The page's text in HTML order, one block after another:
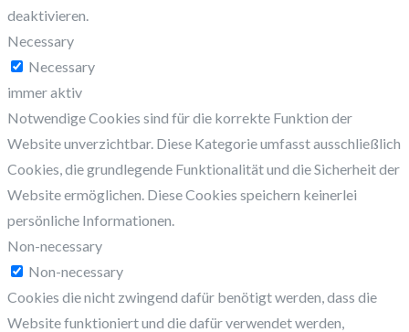
deaktivieren.
Necessary
Necessary
immer aktiv
Notwendige Cookies sind für die korrekte Funktion der
Website unverzichtbar. Diese Kategorie umfasst ausschließlich
Cookies, die grundlegende Funktionalität und die Sicherheit der
Website ermöglichen. Diese Cookies speichern keinerlei
persönliche Informationen.
Non-necessary
Non-necessary
Cookies die nicht zwingend dafür benötigt werden, dass die
Website funktioniert und die dafür verwendet werden,